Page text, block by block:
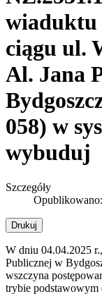
wiaduktu
ciągu ul.
Al. Jana
058) w
wybuduj
Szczegóły
Drukuj
W dniu 04.04.2025
Publicznej w
wszczyna
trybie podstawowym